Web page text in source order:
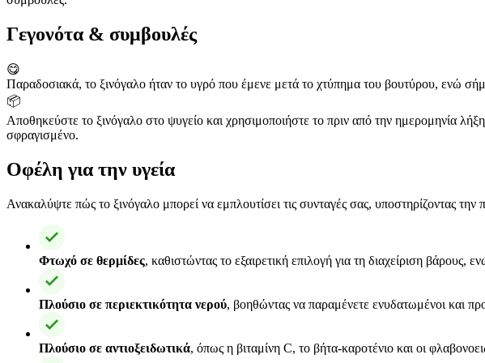
Γεγονότα & συμβουλές
😋
Παραδοσιακά, το ξινόγαλο ήταν το υγρό που έμενε μετά το χτύπημα του βουτύρου, ενώ
📦
Αποθηκεύστε το ξινόγαλο στο ψυγείο και χρησιμοποιήστε το πριν από την ημερομηνία
σφραγισμένο.
Οφέλη για την υγεία
Ανακαλύψτε πώς το ξινόγαλο μπορεί να εμπλουτίσει τις συνταγές σας, υποστηρίζοντας την
Φτωχό σε θερμίδες, καθιστώντας το εξαιρετική επιλογή για τη διαχείριση βάρους,
Πλούσιο σε περιεκτικότητα νερού, βοηθώντας να παραμένετε ενυδατωμένοι και
Πλούσιο σε αντιοξειδωτικά, όπως η βιταμίνη C, το βήτα-καροτένιο και οι